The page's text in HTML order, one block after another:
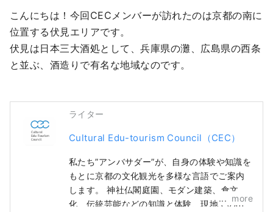
こんにちは！今回CECメンバーが訪れたのは京都の南に
位置する伏見エリアです。
伏見は日本三大酒処として、兵庫県の灘、広島県の西条
と並ぶ、酒造りで有名な地域なのです。
ライター
Cultural Edu-tourism Council（CEC）
私たち”アンバサダー”が、自身の体験や知識を
もとに京都の文化観光を多様な言語でご案内
します。 神社仏閣庭園、モダン建築、食文
化、伝統芸能などの知識と体験、現地での出
more